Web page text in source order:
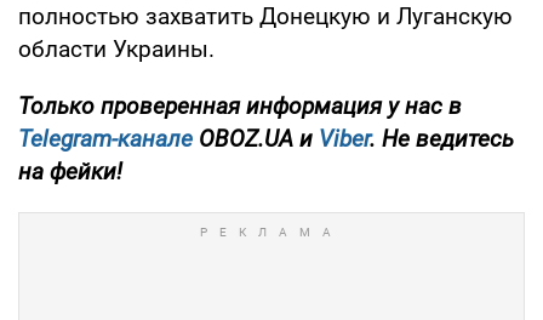
полностью захватить Донецкую и Луганскую
области Украины.
Только проверенная информация у нас в
Telegram-канале OBOZ.UA и Viber. Не ведитесь
на фейки!